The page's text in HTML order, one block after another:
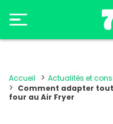
Accueil Actualités et
Comment adapter
four au Air Fryer